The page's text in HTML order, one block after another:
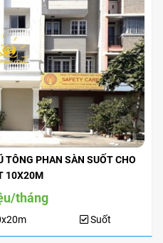
SÀN SUỐT CHO
10X20M
tháng
Suốt